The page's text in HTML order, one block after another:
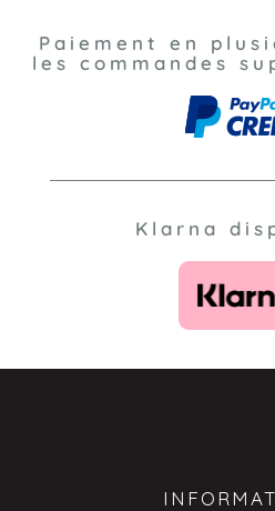
Paiement en
les commandes
Klarna